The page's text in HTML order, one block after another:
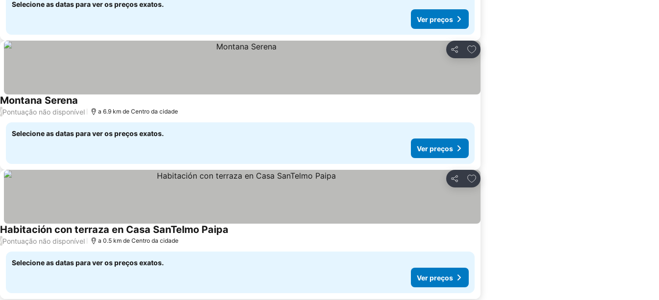
Selecione as datas para ver os preços exatos.
Ver preços
Partilhar
Adicionar aos favoritos
Montana Serena
/Pontuação não disponível a 6.9 km de Centro da cidade
Selecione as datas para ver os preços exatos.
Ver preços
Partilhar
Adicionar aos favoritos
Habitación con terraza en Casa SanTelmo Paipa
/Pontuação não disponível a 0.5 km de Centro da cidade
Selecione as datas para ver os preços exatos.
Ver preços